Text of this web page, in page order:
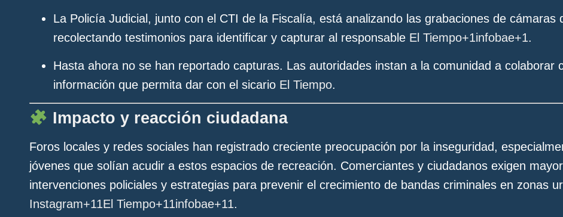
La Policía Judicial, junto con el CTI de la Fiscalía, está analizando las grabaciones de cámaras
recolectando testimonios para identificar y capturar al responsable El Tiempo+1infobae+1.
Hasta ahora no se han reportado capturas. Las autoridades instan a la comunidad a colaborar
información que permita dar con el sicario El Tiempo.
Impacto y reacción ciudadana
Foros locales y redes sociales han registrado creciente preocupación por la inseguridad,
jóvenes que solían acudir a estos espacios de recreación. Comerciantes y ciudadanos exigen
intervenciones policiales y estrategias para prevenir el crecimiento de bandas criminales en zonas
Instagram+11El Tiempo+11infobae+11.